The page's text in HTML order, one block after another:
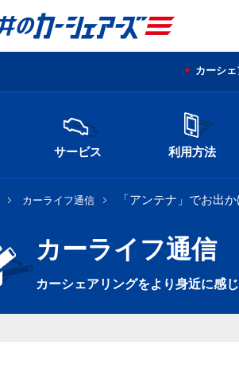
カーシ
サービス 利用方法
カーライフ通信 「アンテナ」でお出
カーライフ通信
カーシェアリングをより身近に感